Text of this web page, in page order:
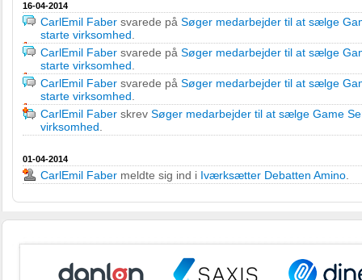
16-04-2014
CarlEmil Faber svarede på Søger medarbejder til at sælge
starte virksomhed
CarlEmil Faber svarede på Søger medarbejder til at sælge
starte virksomhed
CarlEmil Faber svarede på Søger medarbejder til at sælge
starte virksomhed
CarlEmil Faber skrev Søger medarbejder til at sælge Game
virksomhed
01-04-2014
CarlEmil Faber meldte sig ind i Iværksætter Debatten Amino